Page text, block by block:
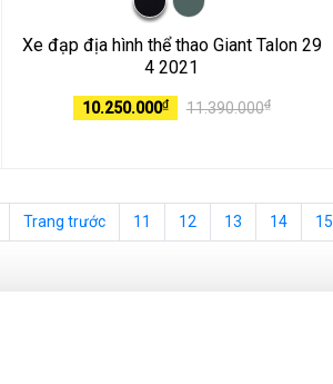
Xe đạp địa hình thể thao Giant Talon 29
4 2021
10.250.000₫ 11.390.000₫
Trang trước 11 12 13 14 15